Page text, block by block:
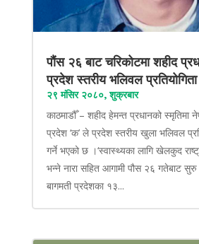
पौंस २६ बाट चरिकोटमा शहीद
प्रदेश स्तरीय भलिवल
२९ मंसिर २०८०, शुक्रबार
काठमाडौँ – शहीद हेमन्त प्रधानको स्मृतिमा
प्रदेश ‘क’ ले प्रदेश स्तरीय खुला भलिवल
गर्ने भएको छ ।‘स्वास्थ्यका लागि खेलकुद
भन्ने नारा सहित आगामी पौस २६ गतेबाट सुरु
बागमती प्रदेशका १३...